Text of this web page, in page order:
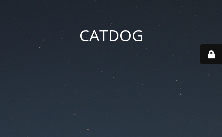
CATDOG